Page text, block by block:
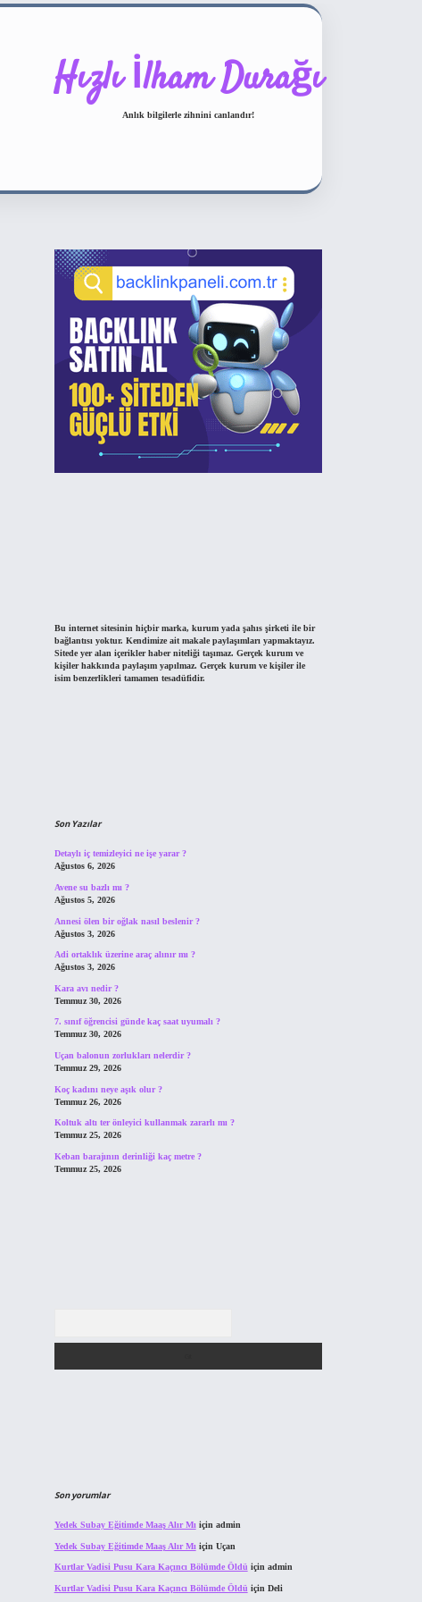
Hızlı İlham Durağı
Anlık bilgilerle zihnini canlandır!
Bu internet sitesinin hiçbir marka, kurum yada şahıs şirketi ile bir
bağlantısı yoktur. Kendimize ait makale paylaşımları yapmaktayız.
Sitede yer alan içerikler haber niteliği taşımaz. Gerçek kurum ve
kişiler hakkında paylaşım yapılmaz. Gerçek kurum ve kişiler ile
isim benzerlikleri tamamen tesadüfidir.
Son Yazılar
Detaylı iç temizleyici ne işe yarar ?
Ağustos 6, 2026
Avene su bazlı mı ?
Ağustos 5, 2026
Annesi ölen bir oğlak nasıl beslenir ?
Ağustos 3, 2026
Adi ortaklık üzerine araç alınır mı ?
Ağustos 3, 2026
Kara avı nedir ?
Temmuz 30, 2026
7. sınıf öğrencisi günde kaç saat uyumalı ?
Temmuz 30, 2026
Uçan balonun zorlukları nelerdir ?
Temmuz 29, 2026
Koç kadını neye aşık olur ?
Temmuz 26, 2026
Koltuk altı ter önleyici kullanmak zararlı mı ?
Temmuz 25, 2026
Keban barajının derinliği kaç metre ?
Temmuz 25, 2026
Son yorumlar
Yedek Subay Eğitimde Maaş Alır Mı için admin
Yedek Subay Eğitimde Maaş Alır Mı için Uçan
Kurtlar Vadisi Pusu Kara Kaçıncı Bölümde Öldü için admin
Kurtlar Vadisi Pusu Kara Kaçıncı Bölümde Öldü için Deli